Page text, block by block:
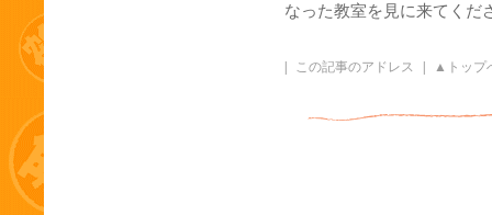
なった教室を見に来てくだ
この記事のアドレス ▲トップ